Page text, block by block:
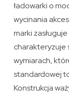
ładowarki o
wycinania
marki
charakteryzuje
wymiarach,
standardowej
Konstrukcja